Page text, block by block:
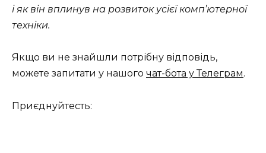
і як він вплинув на розвиток усієї комп’ютерної
техніки.
Якщо ви не знайшли потрібну відповідь,
можете запитати у нашого чат-бота у Телеграм.
Приєднуйтесть: